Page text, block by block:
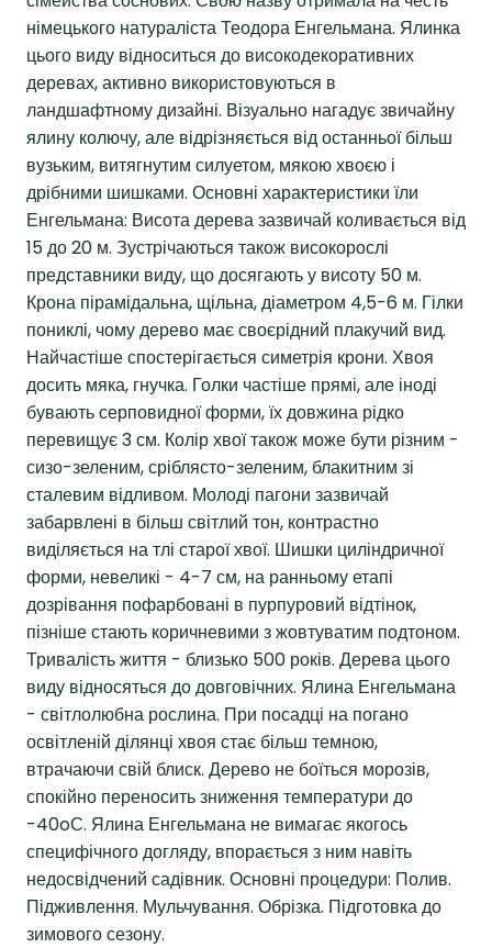
німецького натураліста Теодора Енгельмана. Ялинка
цього виду відноситься до високодекоративних
деревах, активно використовуються в
ландшафтному дизайні. Візуально нагадує звичайну
ялину колючу, але відрізняється від останньої більш
вузьким, витягнутим силуетом, мякою хвоєю і
дрібними шишками. Основні характеристики їли
Енгельмана: Висота дерева зазвичай коливається від
15 до 20 м. Зустрічаються також високорослі
представники виду, що досягають у висоту 50 м.
Крона пірамідальна, щільна, діаметром 4,5-6 м. Гілки
пониклі, чому дерево має своєрідний плакучий вид.
Найчастіше спостерігається симетрія крони. Хвоя
досить мяка, гнучка. Голки частіше прямі, але іноді
бувають серповидної форми, їх довжина рідко
перевищує 3 см. Колір хвої також може бути різним -
сизо-зеленим, сріблясто-зеленим, блакитним зі
сталевим відливом. Молоді пагони зазвичай
забарвлені в більш світлий тон, контрастно
виділяється на тлі старої хвої. Шишки циліндричної
форми, невеликі - 4-7 см, на ранньому етапі
дозрівання пофарбовані в пурпуровий відтінок,
пізніше стають коричневими з жовтуватим подтоном.
Тривалість життя - близько 500 років. Дерева цього
виду відносяться до довговічних. Ялина Енгельмана
- світлолюбна рослина. При посадці на погано
освітленій ділянці хвоя стає більш темною,
втрачаючи свій блиск. Дерево не боїться морозів,
спокійно переносить зниження температури до
-40oС. Ялина Енгельмана не вимагає якогось
специфічного догляду, впорається з ним навіть
недосвідчений садівник. Основні процедури: Полив.
Підживлення. Мульчування. Обрізка. Підготовка до
зимового сезону.